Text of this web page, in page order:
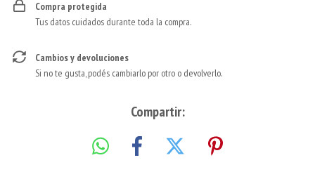
Compra protegida
Tus datos cuidados durante toda la compra.
Cambios y devoluciones
Si no te gusta, podés cambiarlo por otro o devolverlo.
Compartir: